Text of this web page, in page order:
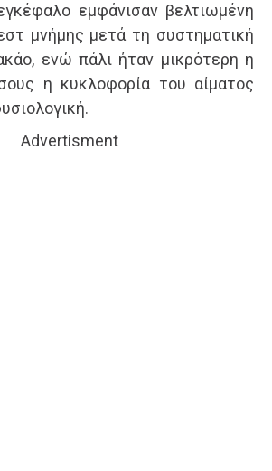
εμφάνισαν βελτιωμένη
μνήμης μετά τη συστηματική
ενώ πάλι ήταν μικρότερη η
η κυκλοφορία του αίματος
Advertisment